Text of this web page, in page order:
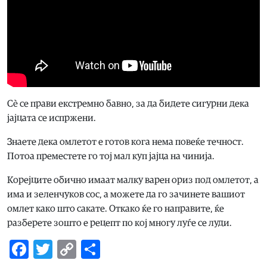
Сè се прави екстремно бавно, за да бидете сигурни дека
јајцата се испржени.
Знаете дека омлетот е готов кога нема повеќе течност.
Потоа преместете го тој мал куп јајца на чинија.
Корејците обично имаат малку варен ориз под омлетот, а
има и зеленчуков сос, а можете да го зачинете вашиот
омлет како што сакате. Откако ќе го направите, ќе
разберете зошто е рецепт по кој многу луѓе се луди.
Facebook
Twitter
Copy